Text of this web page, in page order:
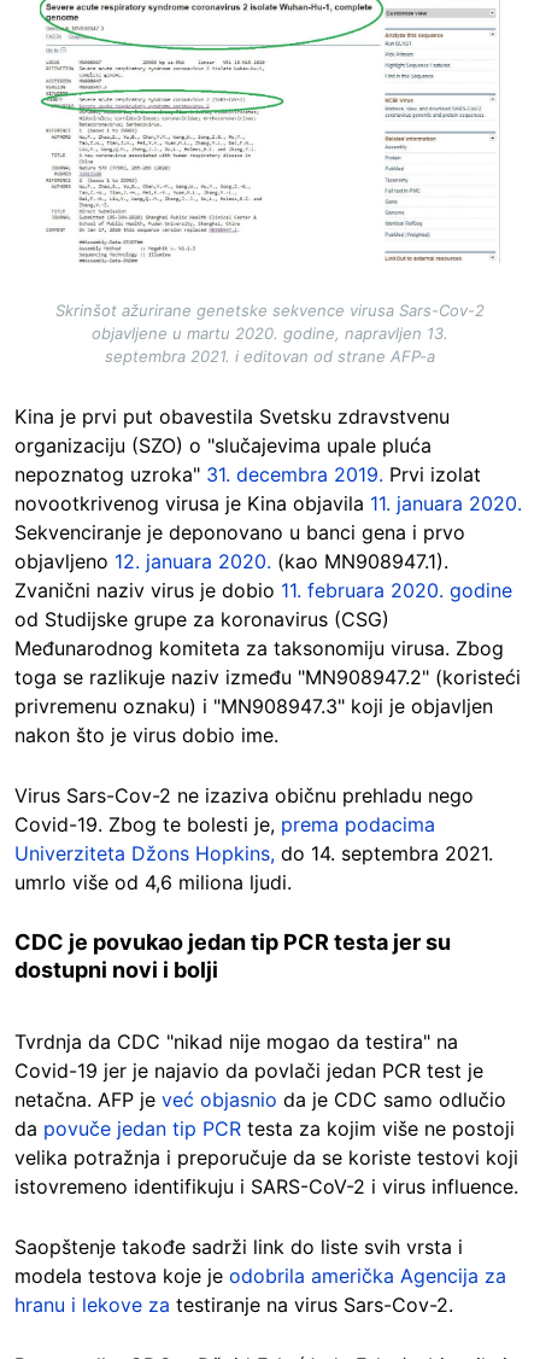
Skrinšot ažurirane genetske sekvence virusa Sars-Cov-2
objavljene u martu 2020. godine, napravljen 13.
septembra 2021. i editovan od strane AFP-a
Kina je prvi put obavestila Svetsku zdravstvenu
organizaciju (SZO) o "slučajevima upale pluća
nepoznatog uzroka" 31. decembra 2019. Prvi izolat
novootkrivenog virusa je Kina objavila 11. januara 2020.
Sekvenciranje je deponovano u banci gena i prvo
objavljeno 12. januara 2020. (kao MN908947.1).
Zvanični naziv virus je dobio 11. februara 2020. godine
od Studijske grupe za koronavirus (CSG)
Međunarodnog komiteta za taksonomiju virusa. Zbog
toga se razlikuje naziv između "MN908947.2" (koristeći
privremenu oznaku) i "MN908947.3" koji je objavljen
nakon što je virus dobio ime.
Virus Sars-Cov-2 ne izaziva običnu prehladu nego
Covid-19. Zbog te bolesti je, prema podacima
Univerziteta Džons Hopkins, do 14. septembra 2021.
umrlo više od 4,6 miliona ljudi.
CDC je povukao jedan tip PCR testa jer su
dostupni novi i bolji
Tvrdnja da CDC "nikad nije mogao da testira" na
Covid-19 jer je najavio da povlači jedan PCR test je
netačna. AFP je već objasnio da je CDC samo odlučio
da povuče jedan tip PCR testa za kojim više ne postoji
velika potražnja i preporučuje da se koriste testovi koji
istovremeno identifikuju i SARS-CoV-2 i virus influence.
Saopštenje takođe sadrži link do liste svih vrsta i
modela testova koje je odobrila američka Agencija za
hranu i lekove za testiranje na virus Sars-Cov-2.